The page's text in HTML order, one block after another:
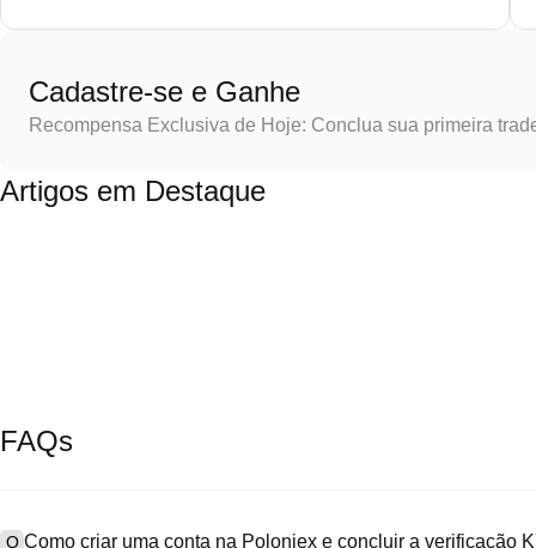
Cadastre-se e Ganhe
Recompensa Exclusiva de Hoje: Conclua sua primeira
Artigos em Destaque
FAQs
Q Como criar uma conta na Poloniex e concluir a verificação